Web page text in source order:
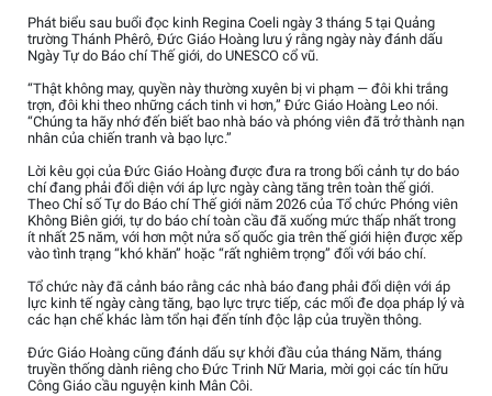
Phát biểu sau buổi đọc kinh Regina Coeli ngày 3 tháng 5 tại Quảng
trường Thánh Phêrô, Đức Giáo Hoàng lưu ý rằng ngày này đánh dấu
Ngày Tự do Báo chí Thế giới, do UNESCO cổ vũ.
“Thật không may, quyền này thường xuyên bị vi phạm — đôi khi trắng
trợn, đôi khi theo những cách tinh vi hơn,” Đức Giáo Hoàng Leo nói.
“Chúng ta hãy nhớ đến biết bao nhà báo và phóng viên đã trở thành nạn
nhân của chiến tranh và bạo lực.”
Lời kêu gọi của Đức Giáo Hoàng được đưa ra trong bối cảnh tự do báo
chí đang phải đối diện với áp lực ngày càng tăng trên toàn thế giới.
Theo Chỉ số Tự do Báo chí Thế giới năm 2026 của Tổ chức Phóng viên
Không Biên giới, tự do báo chí toàn cầu đã xuống mức thấp nhất trong
ít nhất 25 năm, với hơn một nửa số quốc gia trên thế giới hiện được xếp
vào tình trạng “khó khăn” hoặc “rất nghiêm trọng” đối với báo chí.
Tổ chức này đã cảnh báo rằng các nhà báo đang phải đối diện với áp
lực kinh tế ngày càng tăng, bạo lực trực tiếp, các mối đe dọa pháp lý và
các hạn chế khác làm tổn hại đến tính độc lập của truyền thông.
Đức Giáo Hoàng cũng đánh dấu sự khởi đầu của tháng Năm, tháng
truyền thống dành riêng cho Đức Trinh Nữ Maria, mời gọi các tín hữu
Công Giáo cầu nguyện kinh Mân Côi.